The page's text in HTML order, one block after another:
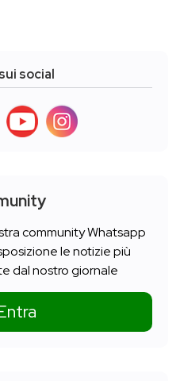
social
community Whatsapp
le notizie più
dal nostro giornale